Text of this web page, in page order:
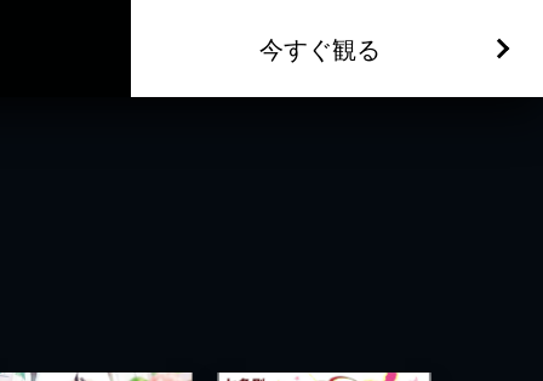
今すぐ観る